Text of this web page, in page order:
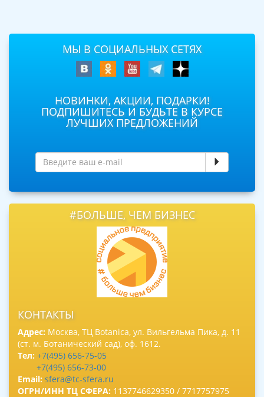
МЫ В СОЦИАЛЬНЫХ СЕТЯХ
НОВИНКИ, АКЦИИ, ПОДАРКИ!
ПОДПИШИТЕСЬ И БУДЬТЕ В КУРСЕ
ЛУЧШИХ ПРЕДЛОЖЕНИЙ
#БОЛЬШЕ, ЧЕМ БИЗНЕС
КОНТАКТЫ
Адрес: Москва, ТЦ Botanica, ул. Вильгельма Пика, д. 11
(ст. м. Ботанический сад), оф. 1612.
Тел: +7(495) 656-75-05
+7(495) 656-73-00
Email: sfera@tc-sfera.ru
ОГРН/ИНН ТЦ СФЕРА: 1137746629350 / 7717757975